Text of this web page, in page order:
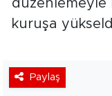
düzenlemeyle
kuruşa
Paylaş